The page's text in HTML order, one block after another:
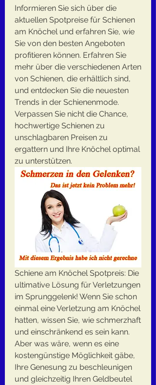
Informieren Sie sich über die
aktuellen Spotpreise für Schienen
am Knöchel und erfahren Sie, wie
Sie von den besten Angeboten
profitieren können. Erfahren Sie
mehr über die verschiedenen Arten
von Schienen, die erhältlich sind,
und entdecken Sie die neuesten
Trends in der Schienenmode.
Verpassen Sie nicht die Chance,
hochwertige Schienen zu
unschlagbaren Preisen zu
ergattern und Ihre Knöchel optimal
zu unterstützen.
Schiene am Knöchel Spotpreis: Die
ultimative Lösung für Verletzungen
im Sprunggelenk! Wenn Sie schon
einmal eine Verletzung am Knöchel
hatten, wissen Sie, wie schmerzhaft
und einschränkend es sein kann.
Aber was wäre, wenn es eine
kostengünstige Möglichkeit gäbe,
Ihre Genesung zu beschleunigen
und gleichzeitig Ihren Geldbeutel